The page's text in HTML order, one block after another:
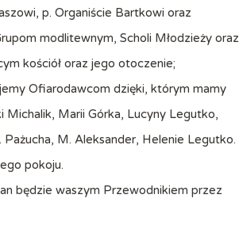
p. Organiście Bartkowi oraz
modlitewnym, Scholi Młodzieży oraz
kościół oraz jego otoczenie;
Ofiarodawcom dzięki, którym mamy
Michalik, Marii Górka, Lucyny Legutko,
M. Aleksander, Helenie Legutko.
pokoju.
będzie waszym Przewodnikiem przez